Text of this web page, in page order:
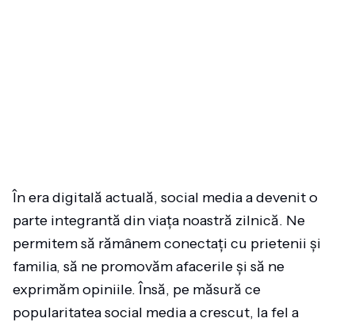
În era digitală actuală, social media a devenit o
parte integrantă din viața noastră zilnică. Ne
permitem să rămânem conectați cu prietenii și
familia, să ne promovăm afacerile și să ne
exprimăm opiniile. Însă, pe măsură ce
popularitatea social media a crescut, la fel a